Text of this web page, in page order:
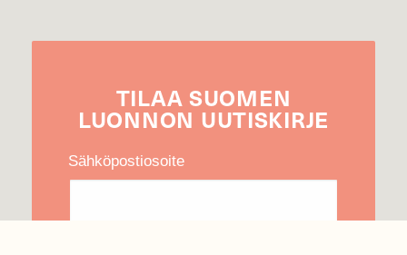
TILAA SUOMEN
LUONNON UUTIS­KIRJE
Sähköpostiosoite